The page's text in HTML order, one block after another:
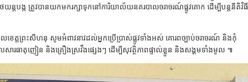
យន្តបង្ក ត្រូវបានយកមករក្សាទុកនៅការិយាល័យនគរបាលចរាចរណ៍ផ្លូវគោក ដើម្បីបន្តនីតិវិធី
ាលខេត្តព្រះសីហនុ សូមអំពាវនាវដល់អ្នកប្រើប្រាស់ផ្លូវទាំងអស់ គោរពច្បាប់ចរាចរណ៍ និងកុំ
សារធាតុញៀន និងគ្រឿងស្រវឹងផ្សេងៗ ដើម្បីសុវត្ថិភាពផ្ទាល់ខ្លួន និងសង្គមទាំងមូល ៕